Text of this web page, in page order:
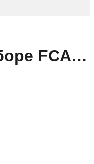
FCA…